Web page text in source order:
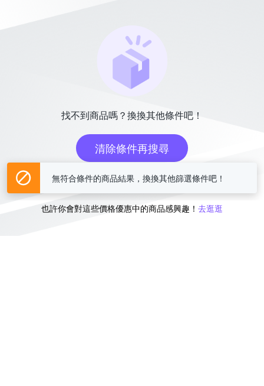
找不到商品嗎？換換其他條件吧！
清除條件再搜尋
或
也許你會對這些價格優惠中的商品感興趣！ 去逛逛
無符合條件的商品結果，換換其他篩選條件吧！